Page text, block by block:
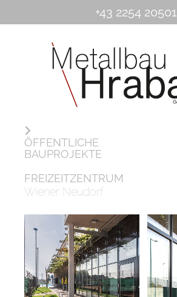
+43 2254 20501
ÖFFENTLICHE
BAUPROJEKTE
FREIZEITZENTRUM
Wiener Neudorf